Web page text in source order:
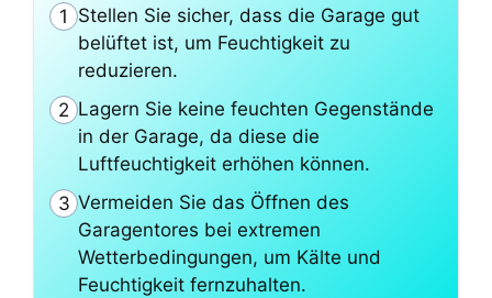
1 Stellen Sie sicher, dass die Garage gut
belüftet ist, um Feuchtigkeit zu
reduzieren.
2 Lagern Sie keine feuchten Gegenstände
in der Garage, da diese die
Luftfeuchtigkeit erhöhen können.
3 Vermeiden Sie das Öffnen des
Garagentores bei extremen
Wetterbedingungen, um Kälte und
Feuchtigkeit fernzuhalten.